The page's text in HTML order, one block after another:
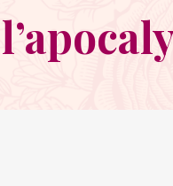
Faire
La